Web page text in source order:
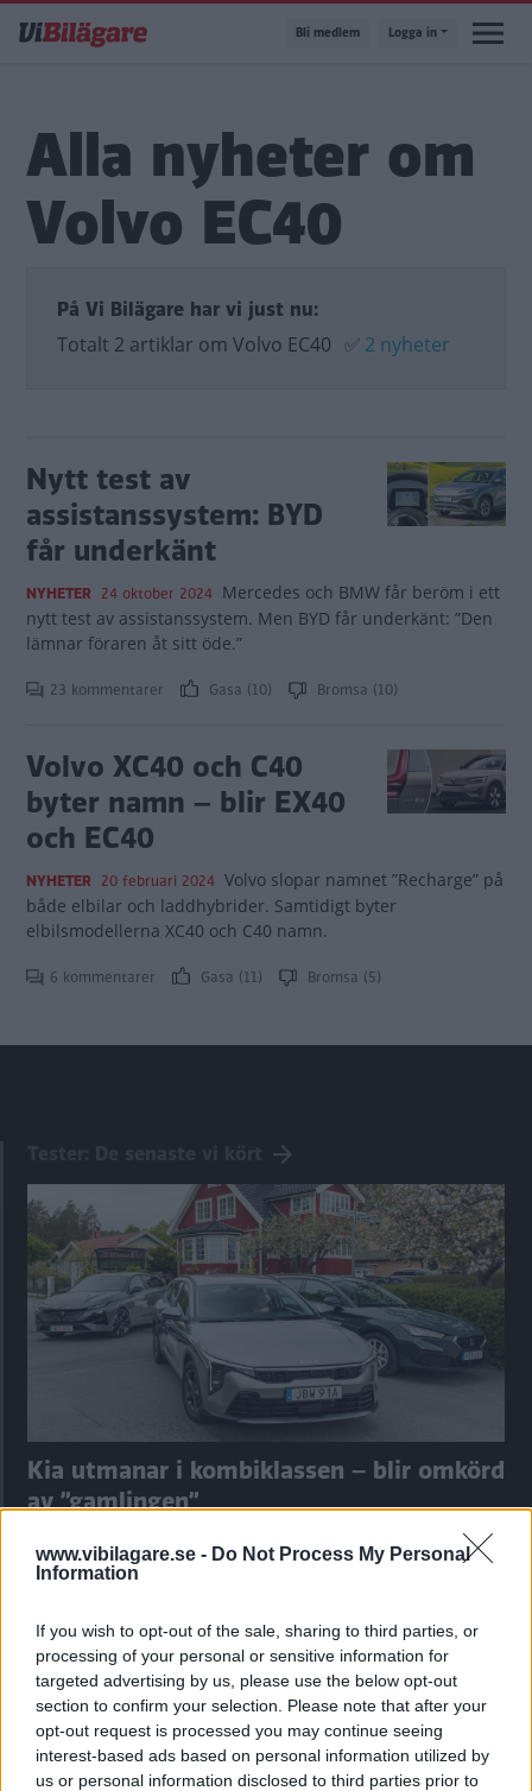
www.vibilagare.se - Do Not Process My Personal
Information
If you wish to opt-out of the sale, sharing to third parties, or
processing of your personal or sensitive information for
targeted advertising by us, please use the below opt-out
section to confirm your selection. Please note that after your
opt-out request is processed you may continue seeing
interest-based ads based on personal information utilized by
us or personal information disclosed to third parties prior to
till
Bli medlem Logga in
Alla nyheter om
Volvo EC40
På Vi Bilägare har vi just nu:
Totalt 2 artiklar om Volvo EC40 ✅ 2 nyheter
Nytt test av
assistanssystem: BYD
får underkänt
NYHETER 24 oktober 2024 Mercedes och BMW får beröm i ett
nytt test av assistanssystem. Men BYD får underkänt: ”Den
lämnar föraren åt sitt öde.”
23 kommentarer Gasa (10) Bromsa (10)
Volvo XC40 och C40
byter namn – blir EX40
och EC40
NYHETER 20 februari 2024 Volvo slopar namnet ”Recharge” på
både elbilar och laddhybrider. Samtidigt byter
elbilsmodellerna XC40 och C40 namn.
6 kommentarer Gasa (11) Bromsa (5)
Kia utmanar i kombiklassen – blir omkörd
av ”gamlingen”